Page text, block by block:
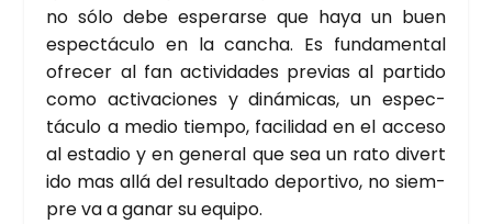
no sólo debe espe­rar­se que haya un buen
espec­tácu­lo en la can­cha. Es fun­da­men­tal
ofre­cer al fan acti­vi­da­des pre­vias al par­ti­do
como acti­va­cio­nes y diná­mi­cas, un espec­
tácu­lo a medio tiem­po, faci­li­dad en el acce­so
al esta­dio y en gene­ral que sea un rato diver­t
i­do mas allá del resul­ta­do depor­ti­vo, no siem­
pre va a ganar su equi­po.